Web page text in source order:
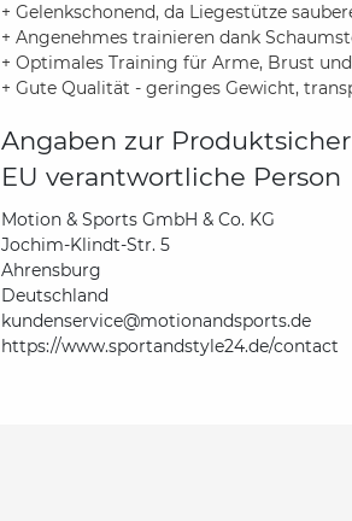
+ Gelenkschonend, da Liegestütze
+ Angenehmes trainieren dank
+ Optimales Training für Arme, Brust
+ Gute Qualität - geringes Gewicht,
Angaben zur
EU verantwortliche Person
Motion & Sports GmbH & Co. KG
Jochim-Klindt-Str. 5
Ahrensburg
Deutschland
kundenservice@motionandsports.de
https://www.sportandstyle24.de/contact